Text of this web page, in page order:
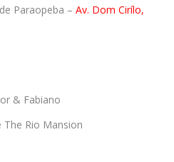
Paraopeba – Av. Dom Cirílo,
& Fabiano
The Rio Mansion